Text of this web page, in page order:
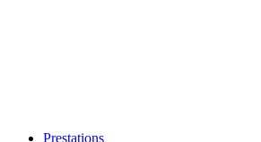
Prestations